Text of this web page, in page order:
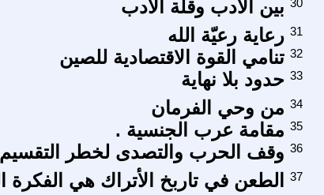
بين الأدب وقلة الأدب 30
رعاية رعيّة الله 31
تنامي القوة الاقتصادية للصين 32
حدود بلا نهاية 33
من وحي الفرمان 34
مقامة عرب الجنسية . 35
وقف الحرب والتصدى لخطر التقسيم 36
الطعن في تاربخ الأتراك هي الفكرة 37